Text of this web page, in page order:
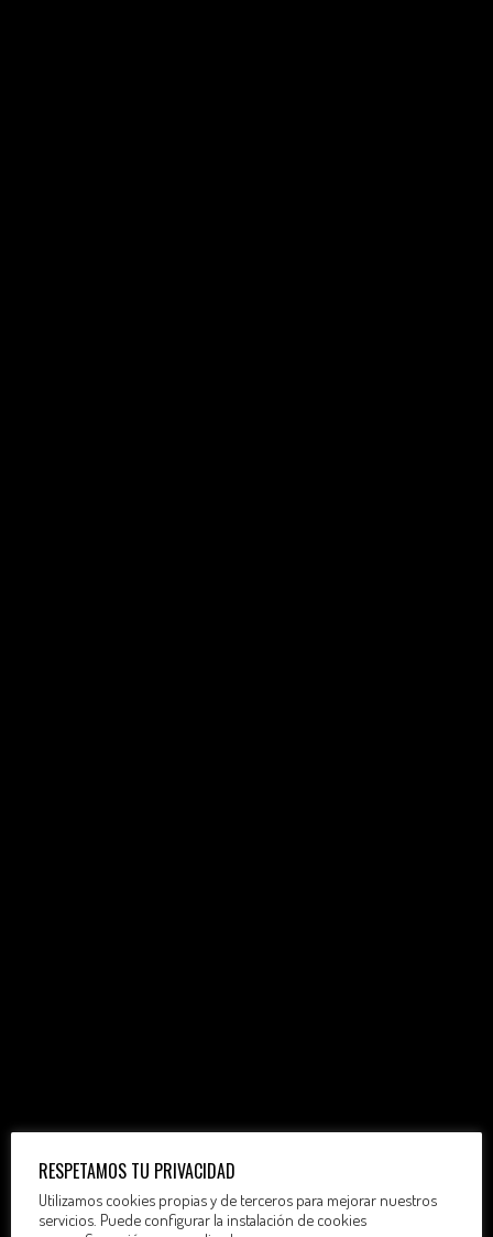
RESPETAMOS TU PRIVACIDAD
Utilizamos cookies propias y de terceros para mejorar nuestros
servicios. Puede configurar la instalación de cookies